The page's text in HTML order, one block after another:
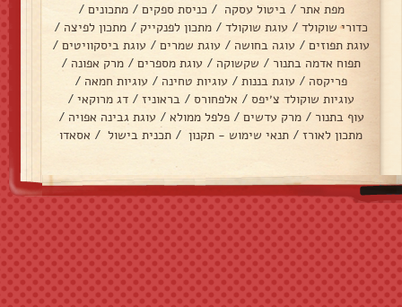
מפת אתר / ביטול עסקה / כניסת ספקים / מתכונים /
כדורי שוקולד / עוגת שוקולד / מתכון לפנקייק / מתכון לפיצה /
עוגת תפוזים / עוגה בחושה / עוגת שמרים / עוגת ביסקוויטים /
תפוח אדמה בתנור / שקשוקה / עוגת מספרים / מרק אפונה /
פריקסה / עוגת בננות / עוגיות טחינה / עוגיות חמאה /
עוגיות שוקולד צ׳יפס / אלפחורס / בראוניז / דג מרוקאי /
עוף בתנור / מרק עדשים / פלפל ממולא / עוגת גבינה אפויה /
מתכון לאורז / תנאי שימוש - תקנון / תכנית בישול / אסאדו